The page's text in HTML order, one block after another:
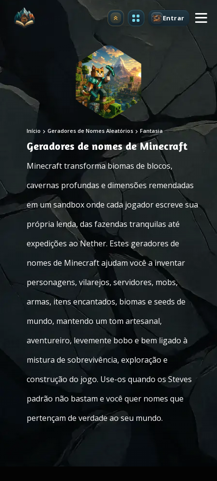
Atualizar Entrar
Início Geradores de Nomes Aleatórios Fantasia
Geradores de nomes de Minecraft
Minecraft transforma biomas de blocos,
cavernas profundas e dimensões remendadas
em um sandbox onde cada jogador escreve sua
própria lenda, das fazendas tranquilas até
expedições ao Nether. Estes geradores de
nomes de Minecraft ajudam você a inventar
personagens, vilarejos, servidores, mobs,
armas, itens encantados, biomas e seeds de
mundo, mantendo um tom artesanal,
aventureiro, levemente bobo e bem ligado à
mistura de sobrevivência, exploração e
construção do jogo. Use-os quando os Steves
padrão não bastam e você quer nomes que
pertençam de verdade ao seu mundo.